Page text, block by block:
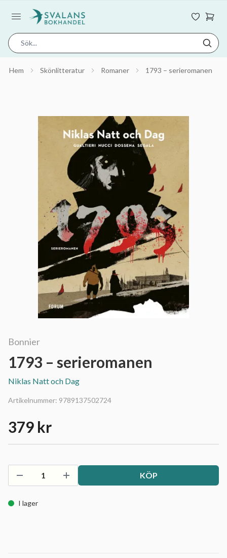
Hem Skönlitteratur Romaner 1793 – serieromanen
Bonnier
1793 – serieromanen
Niklas Natt och Dag
Artikelnummer: 9789137502724
379 kr
KÖP
I lager